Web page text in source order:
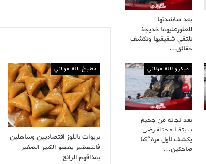
مطبخ لالة مولاتي
بريوات باللوز اقتصاديين وساهلين
فالتحضير يعجبو الكبير الصغير
بمذاقهم الرائع
بعد مناشدتها
للعثورعليهما خديجة
تلتقي شقيقيها وتكشف
حقائق…
ميكرو لالة مولاتي
بعد نجاته من جحيم
سبتة المحتلة رضى
يكشف لأول مرة“كنا
ضاحكين…